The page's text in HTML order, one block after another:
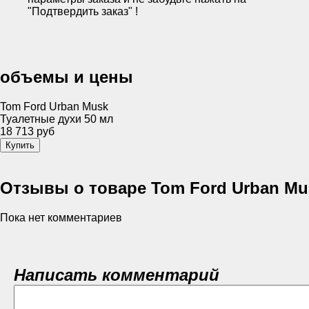
"Подтвердить заказ" !
объемы и цены
Tom Ford Urban Musk
Туалетные духи 50 мл
18 713 руб
Отзывы о товаре Tom Ford Urban
Пока нет комментариев
Написать комментарий